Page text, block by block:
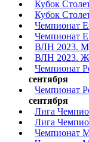
Кубок
Кубок
Чемпионат
Чемпионат
ВЛН 2023.
ВЛН 2023.
Чемпионат
сентября
Чемпионат
сентября
Лига
Лига
Чемпионат